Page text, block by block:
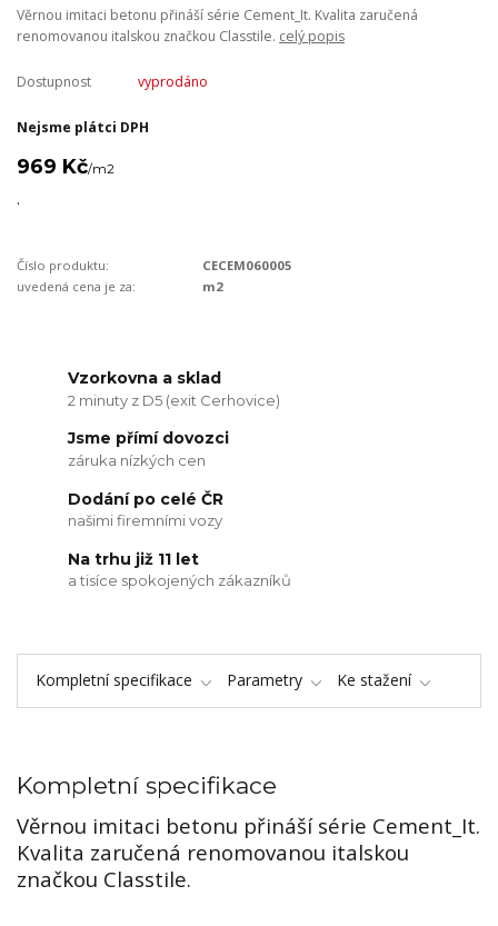
Věrnou imitaci betonu přináší série Cement_It. Kvalita zaručená
renomovanou italskou značkou Classtile. celý popis
Dostupnost vyprodáno
Nejsme plátci DPH
969 Kč/m2
.
Číslo produktu:
CECEM060005
uvedená cena je za:
m2
Vzorkovna a sklad
2 minuty z D5 (exit Cerhovice)
Jsme přímí dovozci
záruka nízkých cen
Dodání po celé ČR
našimi firemními vozy
Na trhu již 11 let
a tisíce spokojených zákazníků
Kompletní specifikace Parametry Ke stažení
Kompletní specifikace
Věrnou imitaci betonu přináší série Cement_It.
Kvalita zaručená renomovanou italskou
značkou Classtile.